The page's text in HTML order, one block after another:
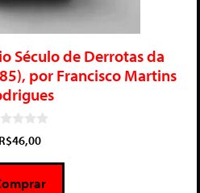
Século de Derrotas da
por Francisco Martins
R$46,00